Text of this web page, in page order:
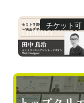
チケット可